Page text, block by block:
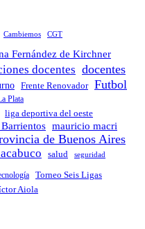
Cambiemos CGT
Fernández de Kirchner
docentes docentes
Frente Renovador Futbol
Plata
liga deportiva del oeste
mauricio macri
de Buenos Aires
salud seguridad
Torneo Seis Ligas
Aiola